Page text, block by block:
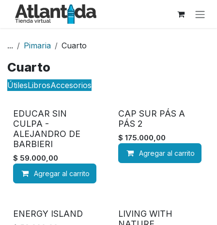
Ir al contenido
... Pimaria Cuarto
Cuarto
ÚtilesLibrosAccesorios
EDUCAR SIN
CULPA -
ALEJANDRO DE
BARBIERI
$ 59.000,00
Agregar al carrito
CAP SUR PÁS A
PÁS 2
$ 175.000,00
Agregar al carrito
ENERGY ISLAND
LIVING WITH